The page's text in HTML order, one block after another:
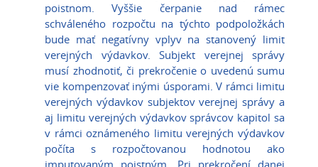
poistnom. Vyššie čerpanie nad rámec
schváleného rozpočtu na týchto podpoložkách
bude mať negatívny vplyv na stanovený limit
verejných výdavkov. Subjekt verejnej správy
musí zhodnotiť, či prekročenie o uvedenú sumu
vie kompenzovať inými úsporami. V rámci limitu
verejných výdavkov subjektov verejnej správy a
aj limitu verejných výdavkov správcov kapitol sa
v rámci oznámeného limitu verejných výdavkov
počíta s rozpočtovanou hodnotou ako
imputovaným poistným. Pri prekročení danej